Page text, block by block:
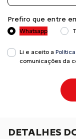
Prefiro que entre
Whatsapp
Li e aceito a
comunicações da
DETALHES